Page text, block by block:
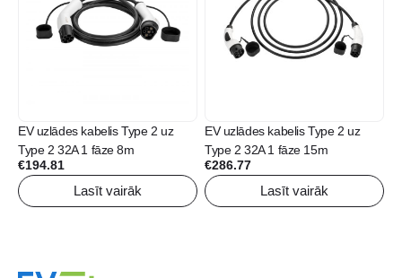
EV uzlādes kabelis Type 2 uz
Type 2 32A 1 fāze 8m
€194.81
Lasīt vairāk
EV uzlādes kabelis Type 2 uz
Type 2 32A 1 fāze 15m
€286.77
Lasīt vairāk